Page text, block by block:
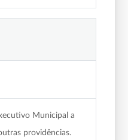
Municipal a
providências.